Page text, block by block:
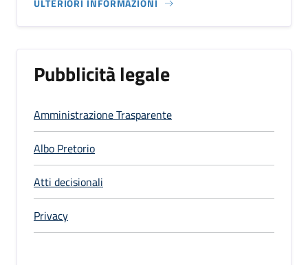
ULTERIORI INFORMAZIONI
Pubblicità legale
Amministrazione Trasparente
Albo Pretorio
Atti decisionali
Privacy